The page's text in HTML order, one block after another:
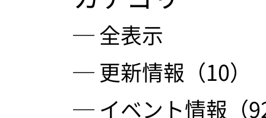
─ 全表示
─ 更新情報（10）
─ イベント情報（